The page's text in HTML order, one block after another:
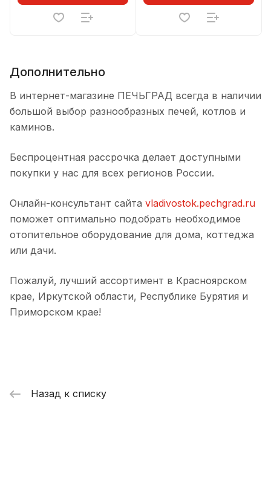
Дополнительно
В интернет-магазине ПЕЧЬГРАД всегда в наличии
большой выбор разнообразных печей, котлов и
каминов.
Беспроцентная рассрочка делает доступными
покупки у нас для всех регионов России.
Онлайн-консультант сайта vladivostok.pechgrad.ru
поможет оптимально подобрать необходимое
отопительное оборудование для дома, коттеджа
или дачи.
Пожалуй, лучший ассортимент в Красноярском
крае, Иркутской области, Республике Бурятия и
Приморском крае!
Назад к списку